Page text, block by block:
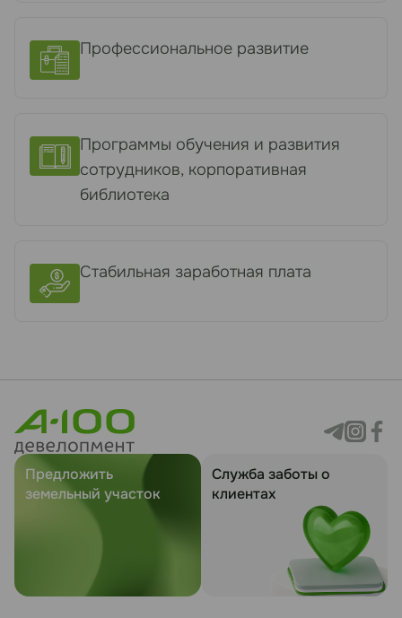
Профессиональное развитие
Программы обучения и развития
сотрудников, корпоративная
библиотека
Стабильная заработная плата
Предложить
земельный участок
Служба заботы о
клиентах